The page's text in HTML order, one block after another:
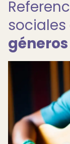
sociales